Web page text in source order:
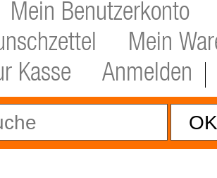
Mein Benutzerkonto
Mein
Kasse
Anmelden